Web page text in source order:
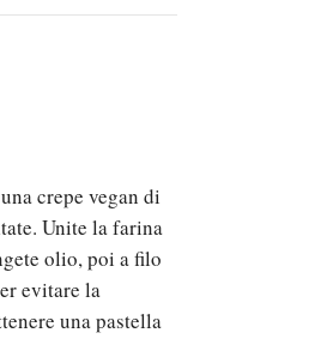
crepe vegan di
Unite la farina
olio, poi a filo
evitare la
una pastella